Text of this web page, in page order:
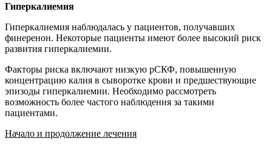
Гиперкалиемия
Гиперкалиемия наблюдалась у пациентов, получавших
финеренон. Некоторые пациенты имеют более высокий риск
развития гиперкалиемии.
Факторы риска включают низкую рСКФ, повышенную
концентрацию калия в сыворотке крови и предшествующие
эпизоды гиперкалиемии. Необходимо рассмотреть
возможность более частого наблюдения за такими
пациентами.
Начало и продолжение лечения